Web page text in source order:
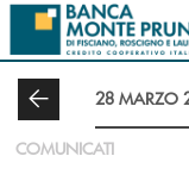
Salta al contenuto principale
28 MARZO
COMUNICATI